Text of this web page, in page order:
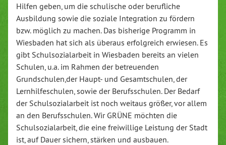
Hilfen geben, um die schulische oder berufliche
Ausbildung sowie die soziale Integration zu fördern
bzw. möglich zu machen. Das bisherige Programm in
Wiesbaden hat sich als überaus erfolgreich erwiesen. Es
gibt Schulsozialarbeit in Wiesbaden bereits an vielen
Schulen, u.a. im Rahmen der betreuenden
Grundschulen,der Haupt- und Gesamtschulen, der
Lernhilfeschulen, sowie der Berufsschulen. Der Bedarf
der Schulsozialarbeit ist noch weitaus größer, vor allem
an den Berufsschulen. Wir GRÜNE möchten die
Schulsozialarbeit, die eine freiwillige Leistung der Stadt
ist, auf Dauer sichern, stärken und ausbauen.